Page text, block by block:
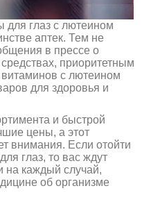
для глаз с лютеином
аптек. Тем не
в прессе о
приоритетным
с лютеином
для здоровья и
и быстрой
цены, а этот
внимания. Если отойти
глаз, то вас ждут
на каждый случай,
об организме